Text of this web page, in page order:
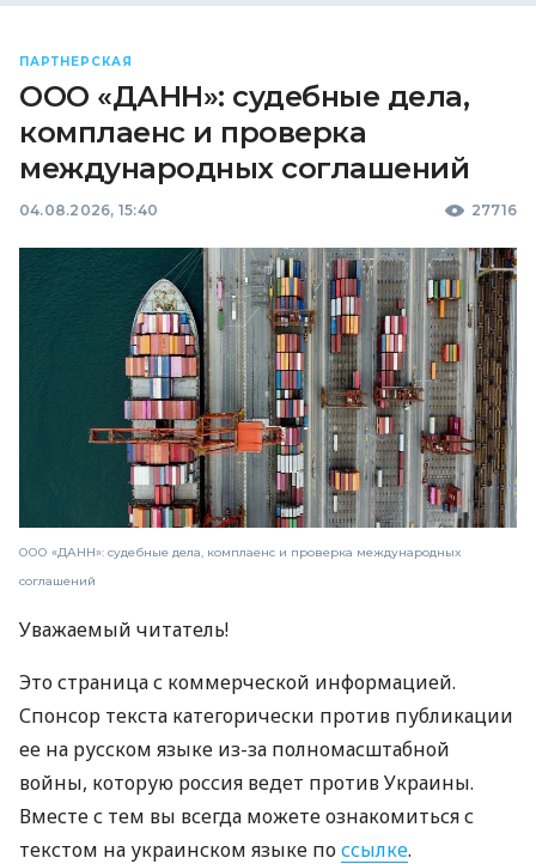
ПАРТНЕРСКАЯ
ООО «ДАНН»: судебные дела,
комплаенс и проверка
международных соглашений
04.08.2026, 15:40 27716
ООО «ДАНН»: судебные дела, комплаенс и проверка международных
соглашений
Уважаемый читатель!
Это страница с коммерческой информацией.
Спонсор текста категорически против публикации
ее на русском языке из-за полномасштабной
войны, которую россия ведет против Украины.
Вместе с тем вы всегда можете ознакомиться с
текстом на украинском языке поссылке.